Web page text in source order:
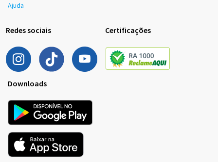
Ajuda
Redes sociais Certificações
Downloads